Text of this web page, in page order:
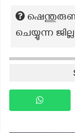
ചെയ്യുന്ന